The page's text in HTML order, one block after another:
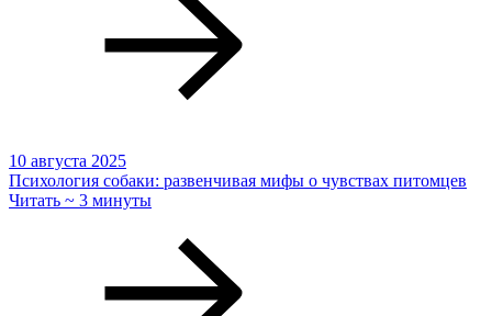
10 августа 2025
Психология собаки: развенчивая мифы о чувствах питомцев
Читать ~ 3 минуты